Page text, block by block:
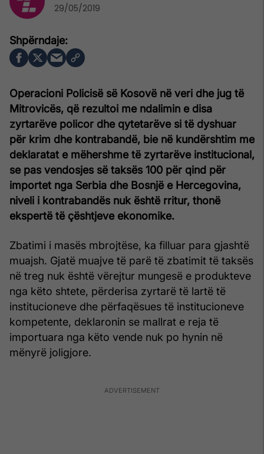
Operacioni Policisë së Kosovë në veri dhe jug të
Mitrovicës, që rezultoi me ndalimin e disa
zyrtarëve policor dhe qytetarëve si të dyshuar
për krim dhe kontrabandë, bie në kundërshtim me
deklaratat e mëhershme të zyrtarëve institucional,
se pas vendosjes së taksës 100 për qind për
importet nga Serbia dhe Bosnjë e Hercegovina,
niveli i kontrabandës nuk është rritur, thonë
ekspertë të çështjeve ekonomike.
Zbatimi i masës mbrojtëse, ka filluar para gjashtë
muajsh. Gjatë muajve të parë të zbatimit të taksës
në treg nuk është vërejtur mungesë e produkteve
nga këto shtete, përderisa zyrtarë të lartë të
institucioneve dhe përfaqësues të institucioneve
kompetente, deklaronin se mallrat e reja të
importuara nga këto vende nuk po hynin në
mënyrë joligjore.
29/05/2019